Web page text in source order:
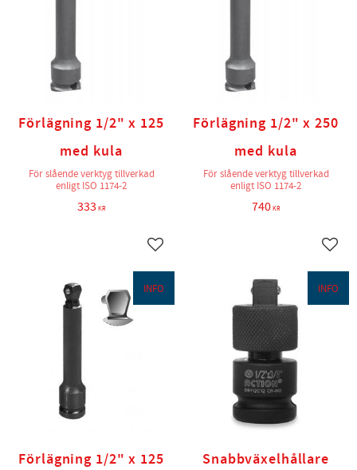
Förlägning 1/2" x 125
med kula
För slående verktyg tillverkad
enligt ISO 1174-2
333 KR
Lägg till i favoriter
Förlägning 1/2" x 250
med kula
För slående verktyg tillverkad
enligt ISO 1174-2
740KR
Förlägning 1/2" x 125
INFO
Snabbväxelhållare
INFO